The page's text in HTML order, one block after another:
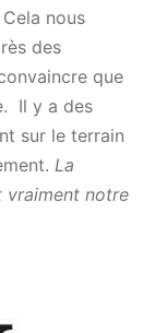
nous
des
que
Il y a des
sur le terrain
La
vraiment notre